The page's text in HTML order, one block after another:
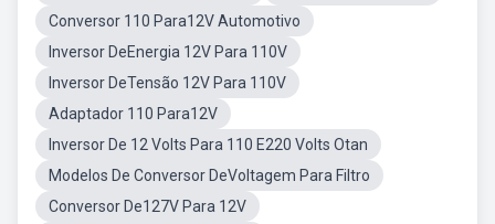
Conversor 110 Para12V Automotivo
Inversor DeEnergia 12V Para 110V
Inversor DeTensão 12V Para 110V
Adaptador 110 Para12V
Inversor De 12 Volts Para 110 E220 Volts Otan
Modelos De Conversor DeVoltagem Para Filtro
Conversor De127V Para 12V